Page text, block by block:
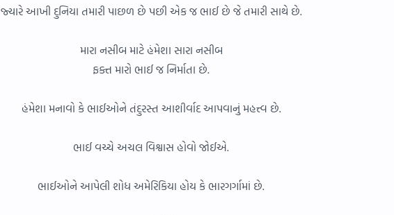
જ્યારે આખી દુનિયા તમારી પાછળ છે પછી એક જ ભાઈ છે જે તમારી સાથે છે.
મારા નસીબ માટે હંમેશા સારા નસીબ
ફક્ત મારો ભાઈ જ નિર્માતા છે.
હંમેશા મનાવો કે ભાઈઓને તંદુરસ્ત આશીર્વાદ આપવાનું મહત્ત્વ છે.
ભાઈ વચ્ચે અચલ વિશ્વાસ હોવો જોઈએ.
ભાઈઓને આપેલી શોધ અમેરિકિયા હોય કે ભારગર્ગામાં છે.